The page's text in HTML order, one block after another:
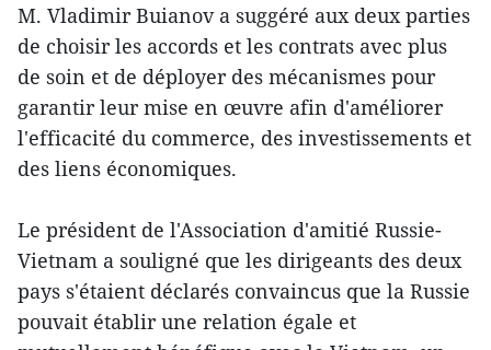
M. Vladimir Buianov a suggéré aux deux parties
de choisir les accords et les contrats avec plus
de soin et de déployer des mécanismes pour
garantir leur mise en œuvre afin d'améliorer
l'efficacité du commerce, des investissements et
des liens économiques.
Le président de l'Association d'amitié Russie-
Vietnam a souligné que les dirigeants des deux
pays s'étaient déclarés convaincus que la Russie
pouvait établir une relation égale et